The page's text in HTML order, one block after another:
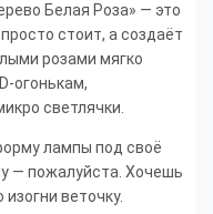
Белая Роза» — это
стоит, а создаёт
розами мягко
огонькам,
светлячки.
лампы под своё
— пожалуйста. Хочешь
веточку.